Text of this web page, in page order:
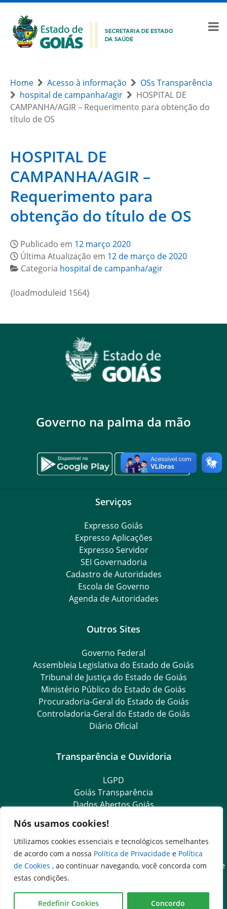
Nós usamos cookies!
Utilizamos cookies essenciais e tecnológicos semelhantes
de acordo com a nossa Política de Privacidade e Política
de Cookies , ao continuar navegando, você concorda com
estas condições.
Redefinir Cookies Concordo
Home Acesso à informação
OSs Transparência
hospital de campanha/agir
HOSPITAL DE
CAMPANHA/AGIR – Requerimento para obtenção do
título de OS
HOSPITAL DE
CAMPANHA/AGIR –
Requerimento para
obtenção do título de OS
Publicado em 12 março 2020
Última Atualização em 12 de março de 2020
Categoria hospital de campanha/agir
{loadmoduleid 1564}
Governo na palma da mão
Serviços
Expresso Goiás
Expresso Aplicações
Expresso Servidor
SEI Governadoria
Cadastro de Autoridades
Escola de Governo
Agenda de Autoridades
Outros Sites
Governo Federal
Assembleia Legislativa do Estado de Goiás
Tribunal de Justiça do Estado de Goiás
Ministério Público do Estado de Goiás
Procuradoria-Geral do Estado de Goiás
Controladoria-Geral do Estado de Goiás
Diário Oficial
Transparência e Ouvidoria
LGPD
Goiás Transparência
Dados Abertos Goiás
Ouvidoria Geral
SIC – Serviço de Informação ao Cidadão
e-SIC – Serviço Eletrônico de Informação ao Cidadão
Acesso às Informações das Organizações Sociais de Saúde
Ouvidoria Setorial (Expresso)
Ouvidoria Setorial (Presencial)